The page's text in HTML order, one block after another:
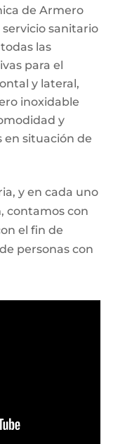
de Armero
sanitario
las
para el
y lateral,
inoxidable
y
en situación de
y en cada uno
contamos con
el fin de
personas con